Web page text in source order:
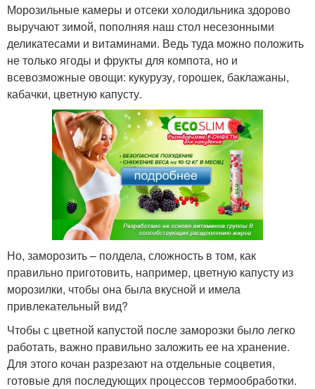
Морозильные камеры и отсеки холодильника здорово
выручают зимой, пополняя наш стол несезонными
деликатесами и витаминами. Ведь туда можно положить
не только ягоды и фрукты для компота, но и
всевозможные овощи: кукурузу, горошек, баклажаны,
кабачки, цветную капусту.
Но, заморозить – полдела, сложность в том, как
правильно приготовить, например, цветную капусту из
морозилки, чтобы она была вкусной и имела
привлекательный вид?
Чтобы с цветной капустой после заморозки было легко
работать, важно правильно заложить ее на хранение.
Для этого кочан разрезают на отдельные соцветия,
готовые для последующих процессов термообработки.